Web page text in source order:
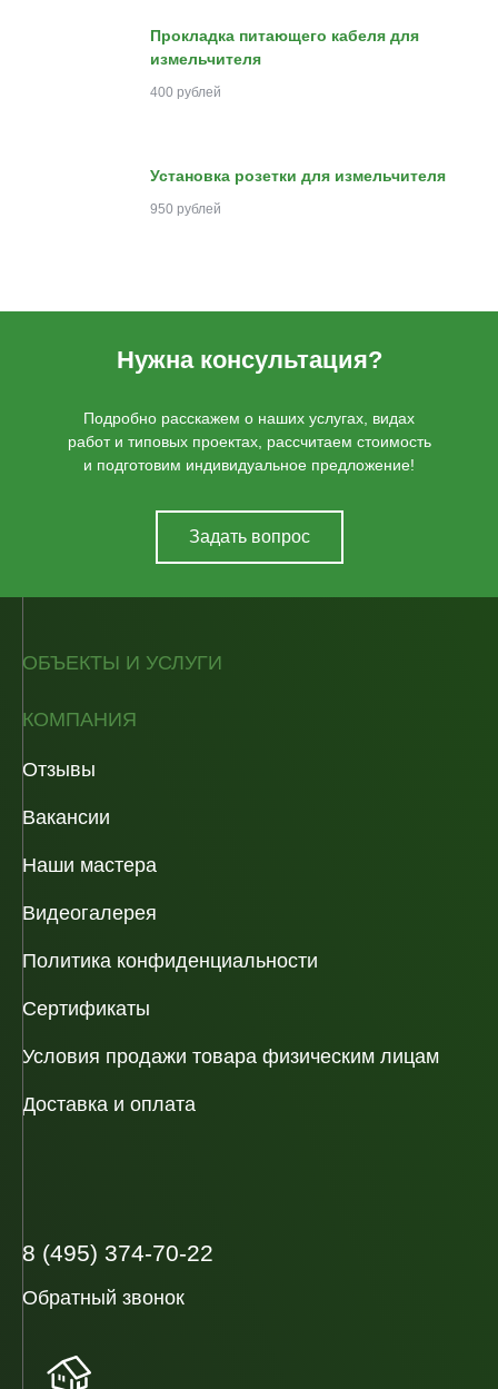
Прокладка питающего кабеля для
измельчителя
400 рублей
Установка розетки для измельчителя
950 рублей
Нужна консультация?
Подробно расскажем о наших услугах, видах
работ и типовых проектах, рассчитаем стоимость
и подготовим индивидуальное предложение!
Задать вопрос
ОБЪЕКТЫ И УСЛУГИ
КОМПАНИЯ
Отзывы
Вакансии
Наши мастера
Видеогалерея
Политика конфиденциальности
Сертификаты
Условия продажи товара физическим лицам
Доставка и оплата
8 (495) 374-70-22
Обратный звонок